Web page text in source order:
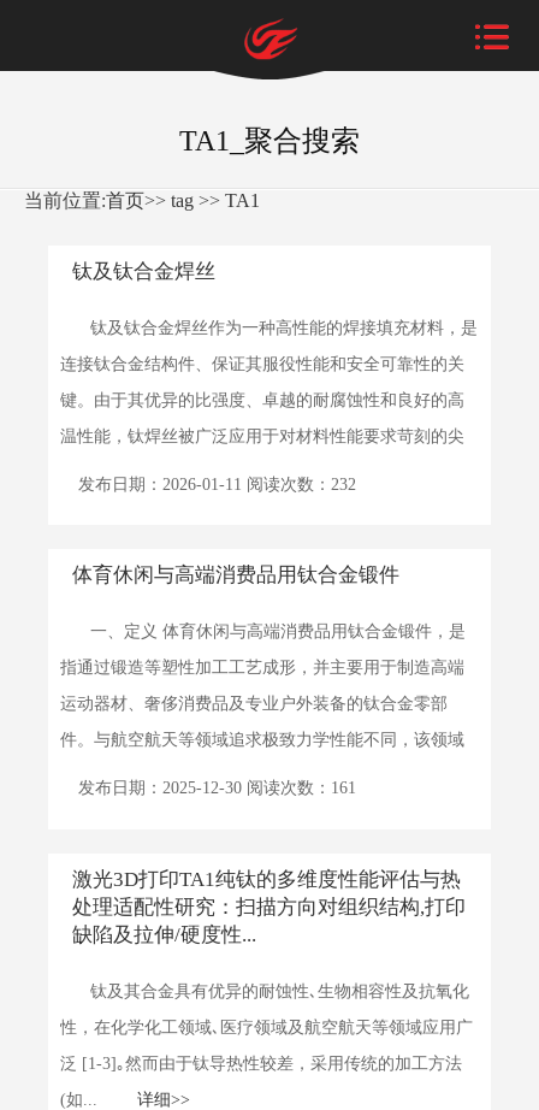
TA1_聚合搜索
当前位置:首页>> tag >> TA1
钛及钛合金焊丝
钛及钛合金焊丝作为一种高性能的焊接填充材料，是
连接钛合金结构件、保证其服役性能和安全可靠性的关
键。由于其优异的比强度、卓越的耐腐蚀性和良好的高
温性能，钛焊丝被广泛应用于对材料性能要求苛刻的尖
端领域。以...
详细>>
发布日期：2026-01-11 阅读次数：232
体育休闲与高端消费品用钛合金锻件
一、定义 体育休闲与高端消费品用钛合金锻件，是
指通过锻造等塑性加工工艺成形，并主要用于制造高端
运动器材、奢侈消费品及专业户外装备的钛合金零部
件。与航空航天等领域追求极致力学性能不同，该领域
钛锻件的核...
详细>>
发布日期：2025-12-30 阅读次数：161
激光3D打印TA1纯钛的多维度性能评估与热
处理适配性研究：扫描方向对组织结构,打印
缺陷及拉伸/硬度性...
钛及其合金具有优异的耐蚀性､生物相容性及抗氧化
性，在化学化工领域､医疗领域及航空航天等领域应用广
泛 [1-3]｡然而由于钛导热性较差，采用传统的加工方法
(如...
详细>>